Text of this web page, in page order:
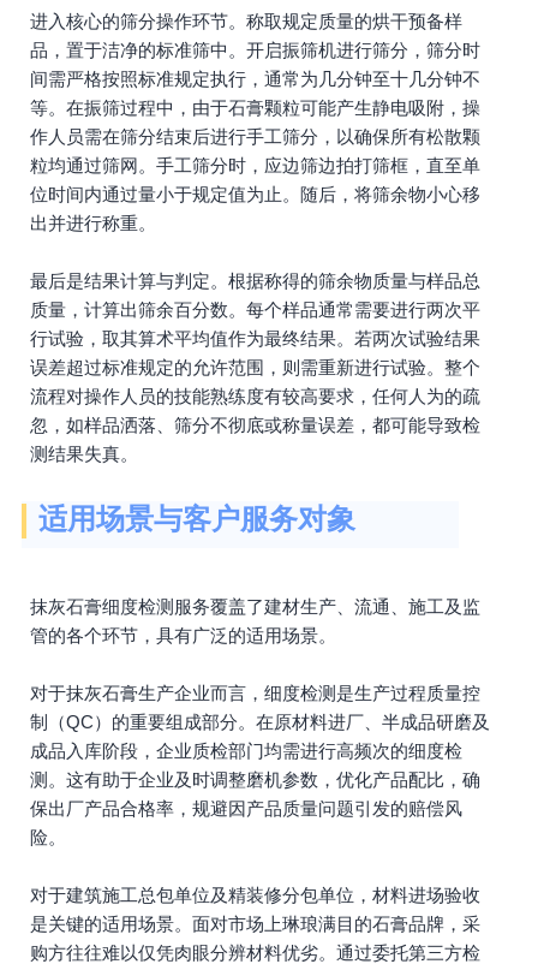
进入核心的筛分操作环节。称取规定质量的烘干预备样
品，置于洁净的标准筛中。开启振筛机进行筛分，筛分时
间需严格按照标准规定执行，通常为几分钟至十几分钟不
等。在振筛过程中，由于石膏颗粒可能产生静电吸附，操
作人员需在筛分结束后进行手工筛分，以确保所有松散颗
粒均通过筛网。手工筛分时，应边筛边拍打筛框，直至单
位时间内通过量小于规定值为止。随后，将筛余物小心移
出并进行称重。
最后是结果计算与判定。根据称得的筛余物质量与样品总
质量，计算出筛余百分数。每个样品通常需要进行两次平
行试验，取其算术平均值作为最终结果。若两次试验结果
误差超过标准规定的允许范围，则需重新进行试验。整个
流程对操作人员的技能熟练度有较高要求，任何人为的疏
忽，如样品洒落、筛分不彻底或称量误差，都可能导致检
测结果失真。
适用场景与客户服务对象
抹灰石膏细度检测服务覆盖了建材生产、流通、施工及监
管的各个环节，具有广泛的适用场景。
对于抹灰石膏生产企业而言，细度检测是生产过程质量控
制（QC）的重要组成部分。在原材料进厂、半成品研磨及
成品入库阶段，企业质检部门均需进行高频次的细度检
测。这有助于企业及时调整磨机参数，优化产品配比，确
保出厂产品合格率，规避因产品质量问题引发的赔偿风
险。
对于建筑施工总包单位及精装修分包单位，材料进场验收
是关键的适用场景。面对市场上琳琅满目的石膏品牌，采
购方往往难以仅凭肉眼分辨材料优劣。通过委托第三方检